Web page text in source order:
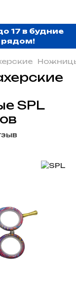
17 в будние
рядом!
SPL